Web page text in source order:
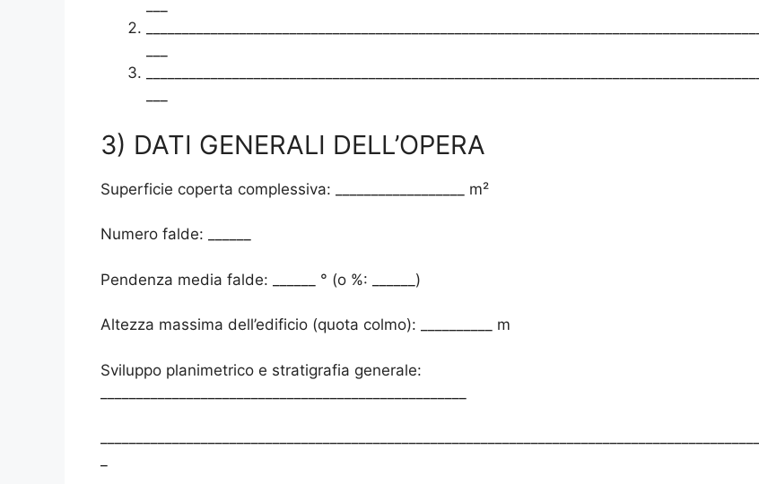
3) DATI GENERALI DELL’OPERA
Superficie coperta complessiva: __________________ m²
Numero falde: ______
Pendenza media falde: ______ ° (o %: ______)
Altezza massima dell’edificio (quota colmo): __________ m
Sviluppo planimetrico e stratigrafia generale: